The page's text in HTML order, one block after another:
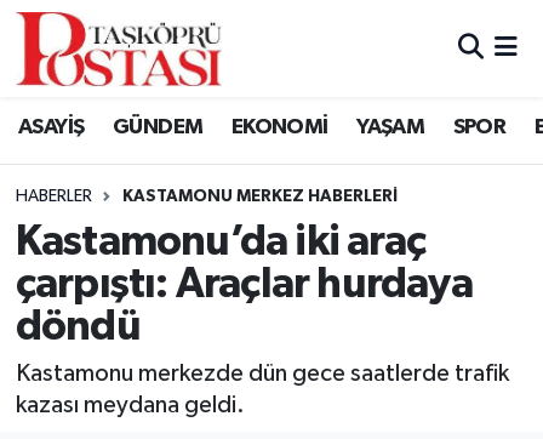
ASAYİŞ GÜNDEM EKONOMİ YAŞAM SPOR
HABERLER KASTAMONU MERKEZ HABERLERI
Kastamonu’da iki araç
çarpıştı: Araçlar hurdaya
döndü
Kastamonu merkezde dün gece saatlerde trafik
kazası meydana geldi.
Kastamonu Vefat Edenler
Araç Haberleri
Azdavay Haberleri
Bozkurt Haberleri